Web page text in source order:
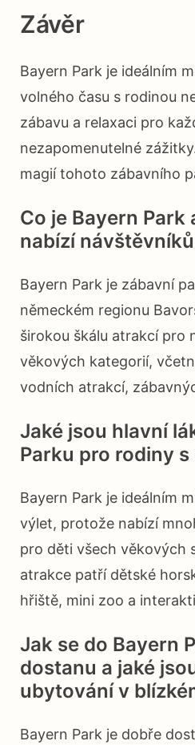
Závěr
Bayern Park je ideálním
volného času s rodinou
zábavu a relaxaci pro
nezapomenutelné
magií tohoto zábavního
Co je Bayern Park
nabízí
Bayern Park je zábavní
německém regionu
širokou škálu atrakcí pro
věkových kategorií,
vodních atrakcí,
Jaké jsou hlavní
Parku pro rodiny s
Bayern Park je ideálním
výlet, protože nabízí
pro děti všech věkových
atrakce patří dětské
hřiště, mini zoo a
Jak se do Bayern
dostanu a jaké
ubytování v
Bayern Park je dobře